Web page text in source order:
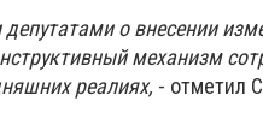
о внесении
механизм
реалиях, - отметил